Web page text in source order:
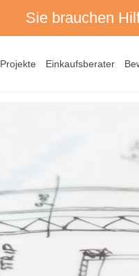
Sie brauchen
Projekte Einkaufsberater